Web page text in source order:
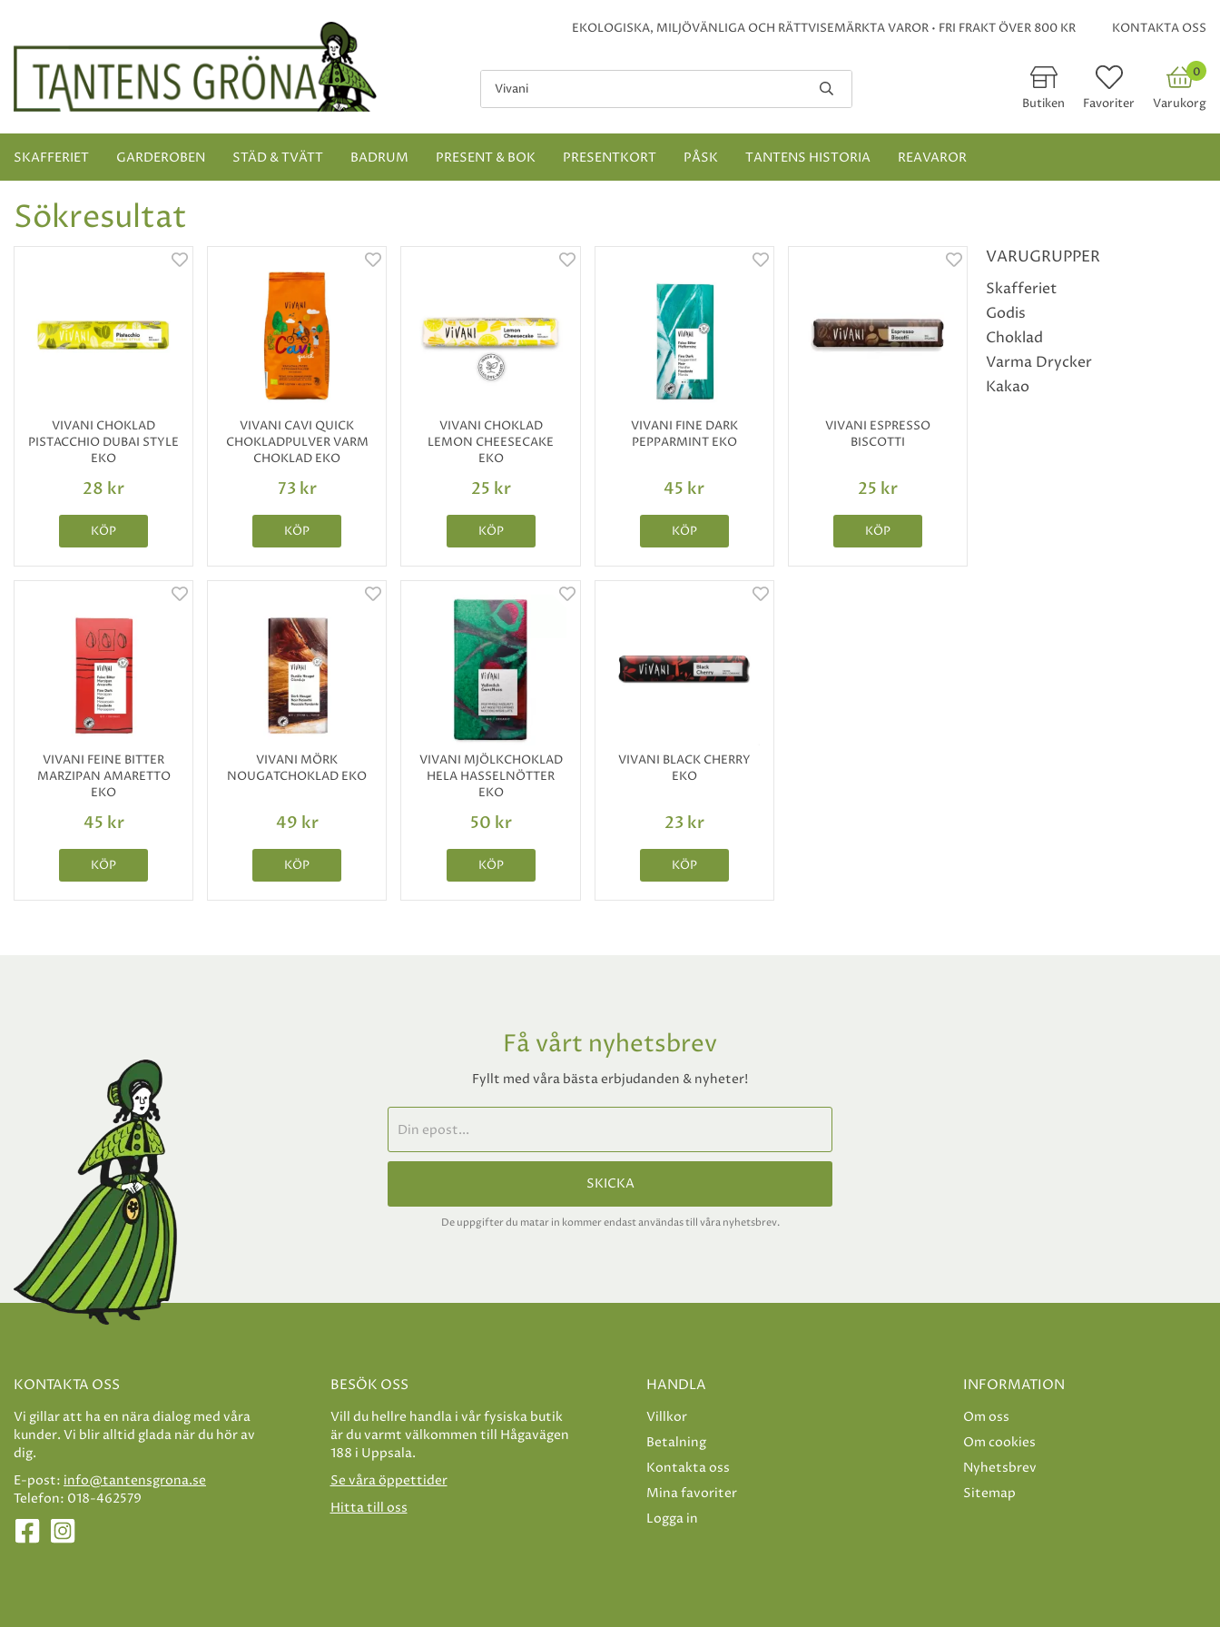
EKOLOGISKA, MILJÖVÄNLIGA OCH RÄTTVISEMÄRKTA VAROR • FRI FRAKT ÖVER 800 KR KONTAKTA OSS
Butiken Favoriter
0
Varukorg
SKAFFERIET GARDEROBEN STÄD & TVÄTT BADRUM PRESENT & BOK PRESENTKORT PÅSK TANTENS HISTORIA REAVAROR
Sökresultat
VIVANI CHOKLAD
PISTACCHIO DUBAI STYLE
EKO
28 kr
KÖP
VIVANI CAVI QUICK
CHOKLADPULVER VARM
CHOKLAD EKO
73 kr
KÖP
VIVANI CHOKLAD
LEMON CHEESECAKE
EKO
25 kr
KÖP
VIVANI FINE DARK
PEPPARMINT EKO
45 kr
KÖP
VIVANI ESPRESSO
BISCOTTI
25 kr
KÖP
VIVANI FEINE BITTER
MARZIPAN AMARETTO
EKO
45 kr
KÖP
VIVANI MÖRK
NOUGATCHOKLAD EKO
49 kr
KÖP
VIVANI MJÖLKCHOKLAD
HELA HASSELNÖTTER
EKO
50 kr
KÖP
VIVANI BLACK CHERRY
EKO
23 kr
KÖP
VARUGRUPPER
Skafferiet
Godis
Choklad
Varma Drycker
Kakao
Få vårt nyhetsbrev
Fyllt med våra bästa erbjudanden & nyheter!
SKICKA
De uppgifter du matar in kommer endast användas till våra nyhetsbrev.
KONTAKTA OSS
Vi gillar att ha en nära dialog med våra
kunder. Vi blir alltid glada när du hör av
dig.
E-post: info@tantensgrona.se
Telefon: 018-462579
BESÖK OSS
Vill du hellre handla i vår fysiska butik
är du varmt välkommen till Hågavägen
188 i Uppsala.
Se våra öppettider
Hitta till oss
HANDLA
Villkor
Betalning
Kontakta oss
Mina favoriter
Logga in
INFORMATION
Om oss
Om cookies
Nyhetsbrev
Sitemap